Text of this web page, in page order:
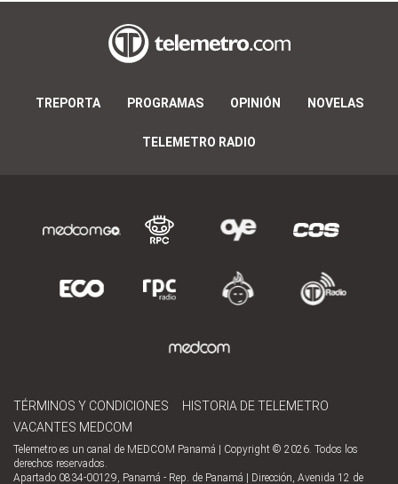
TREPORTA PROGRAMAS OPINIÓN NOVELAS
TELEMETRO RADIO
TÉRMINOS Y CONDICIONES
HISTORIA DE TELEMETRO
VACANTES MEDCOM
Telemetro es un canal de MEDCOM Panamá | Copyright © 2026. Todos los
derechos reservados.
Apartado 0834-00129, Panamá - Rep. de Panamá | Dirección, Avenida 12 de